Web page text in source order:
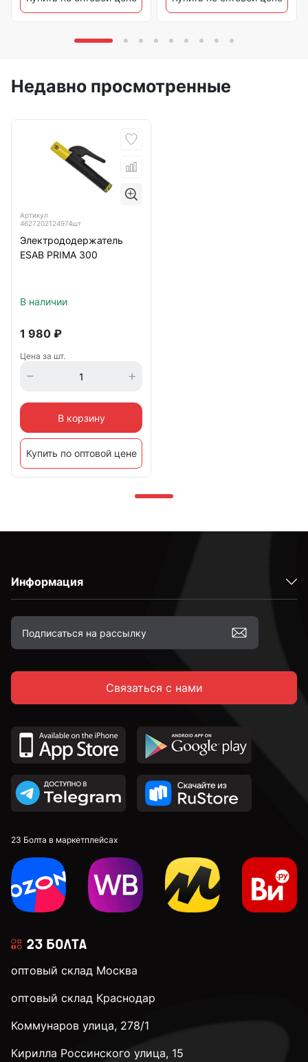
Недавно просмотренные
Артикул
4627202124974шт
Электрододержатель
ESAB PRIMA 300
В наличии
1 980 ₽
Цена за шт.
В корзину
Купить по оптовой цене
Информация
Связаться с нами
23 Болта в маркетплейсах
оптовый склад Москва
оптовый склад Краснодар
Коммунаров улица, 278/1
Кирилла Россинского улица, 15